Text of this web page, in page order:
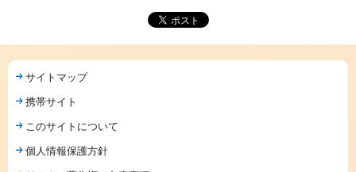
サイトマップ
携帯サイト
このサイトについて
個人情報保護方針